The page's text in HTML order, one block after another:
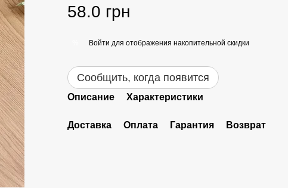
58.0 грн
Войти для отображения накопительной скидки
Сообщить, когда появится
Описание Характеристики
Доставка Оплата Гарантия Возврат